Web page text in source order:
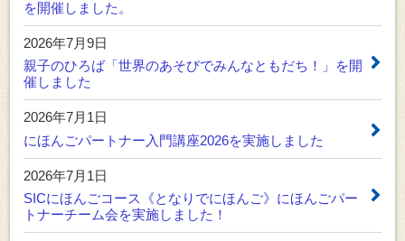
を開催しました。
2026年7月9日
親子のひろば「世界のあそびでみんなともだち！」を開
催しました
2026年7月1日
にほんごパートナー入門講座2026を実施しました
2026年7月1日
SICにほんごコース《となりでにほんご》にほんごパー
トナーチーム会を実施しました！